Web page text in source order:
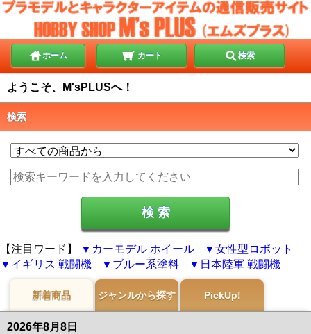
ホーム カート 検索
ようこそ、M'sPLUSへ！
検索
【注目ワード】 カーモデル ホイール
女性型ロボット
イギリス 戦闘機
ブルー系塗料 日本陸軍 戦闘機
新着商品 ジャンルから探す PickUp!
2026年8月8日